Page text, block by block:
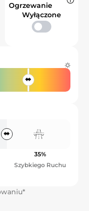
Ogrzewanie
Wyłączone
35%
Szybkiego Ruchu